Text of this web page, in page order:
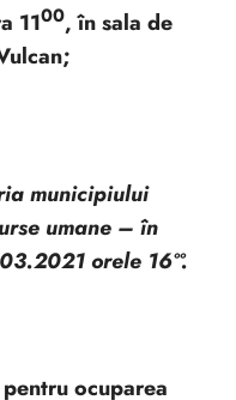
1100, în sala de
municipiului
umane – în
orele 16ºº.
ocuparea